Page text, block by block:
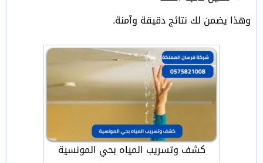
وهذا يضمن لك نتائج دقيقة وآمنة.
كشف وتسريب المياه بحي المونسية